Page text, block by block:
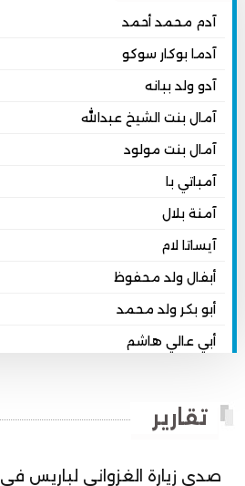
آدم محمد أحمد
آدما بوكار سوكو
آدو ولد ببانه
آمال بنت الشيخ عبدالله
آمال بنت مولود
آمباتي با
آمنة بلال
آيساتا لام
أبفال ولد محفوظ
أبو بكر ولد محمد
أبي عالي هاشم
أحمد بداه
أحمد دداهي مختار
أحمد زيدان ولد محمد محمود
تقارير
صدى زيارة الغزواني لباريس في